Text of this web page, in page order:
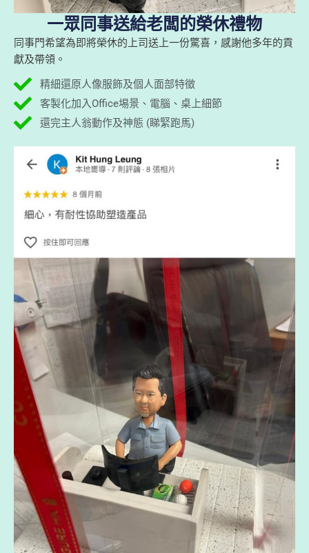
一眾同事送給老闆的榮休禮物
同事門希望為即將榮休的上司送上一份驚喜，感謝他多年的貢
獻及帶領。
精細還原人像服飾及個人面部特徵
客製化加入Office埸景、電腦、桌上細節
還完主人翁動作及神態 (睇緊跑馬)